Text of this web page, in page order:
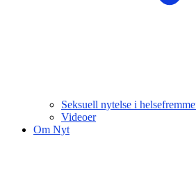
Seksuell nytelse i
Videoer
Om Nyt